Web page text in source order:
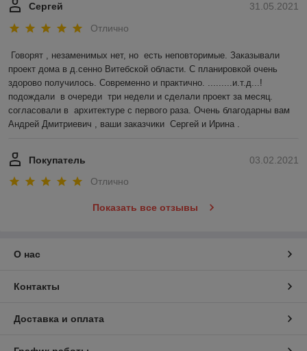
31.05.2021
Сергей
Отлично
Говорят , незаменимых нет, но  есть неповторимые. Заказывали
проект дома в д.сенно Витебской области. С планировкой очень
здорово получилось. Современно и практично. .........и.т.д...!
подождали  в очереди  три недели и сделали проект за месяц.
согласовали в  архитектуре с первого раза. Очень благодарны вам
Андрей Дмитриевич , ваши заказчики  Сергей и Ирина .
03.02.2021
Покупатель
Отлично
Показать все отзывы
О нас
Контакты
Доставка и оплата